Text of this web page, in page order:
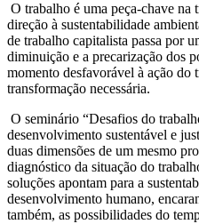
O trabalho é uma peça-chave na
direção à sustentabilidade
de trabalho capitalista passa por
diminuição e a precarização dos
momento desfavorável à ação do
transformação necessária.
O seminário “Desafios do
desenvolvimento sustentável e
duas dimensões de um mesmo
diagnóstico da situação do
soluções apontam para a
desenvolvimento humano,
também, as possibilidades do